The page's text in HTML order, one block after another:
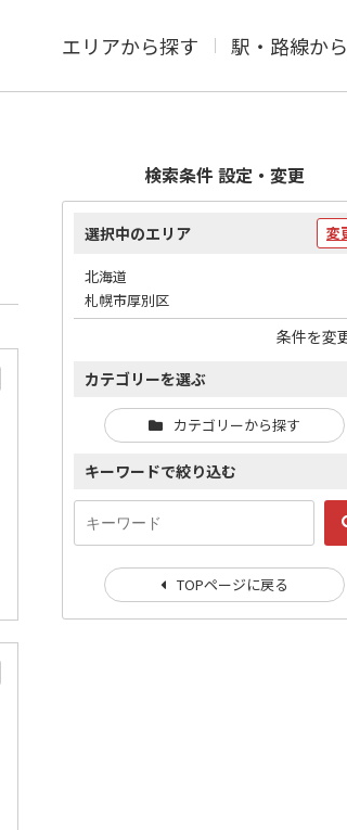
エリアから探す 駅・路線か
検索条件 設定・変更
選択中のエリア 変
北海道
札幌市厚別区
条件を変
カテゴリーを選ぶ
カテゴリーから探す
キーワードで絞り込む
TOPページに戻る